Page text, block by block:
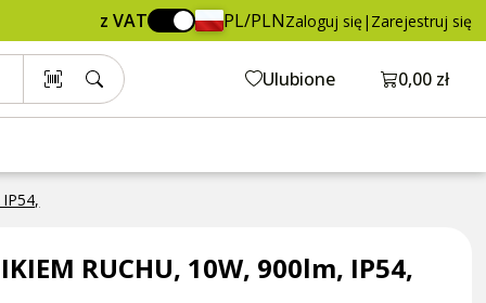
z VAT PL/PLNZaloguj się | Zarejestruj się
Ulubione Otwórz
0,00 zł
79,95 zł
brutto / szt. Dodaj do koszyka
RUCHU, 10W, 900lm, IP54,